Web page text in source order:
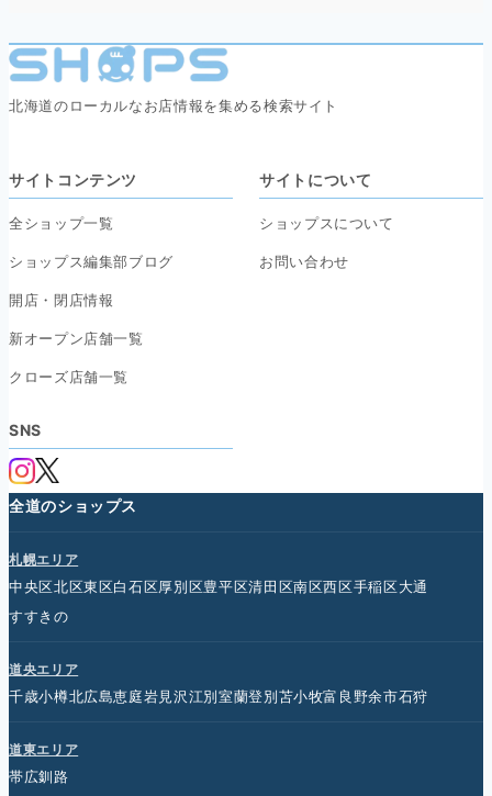
北海道のローカルなお店情報を集める検索サイト
サイトコンテンツ
全ショップ一覧
ショップス編集部ブログ
開店・閉店情報
新オープン店舗一覧
クローズ店舗一覧
サイトについて
ショップスについて
お問い合わせ
SNS
全道のショップス
札幌エリア
中央区北区東区白石区厚別区豊平区清田区南区西区手稲区大通
すすきの
道央エリア
千歳小樽北広島恵庭岩見沢江別室蘭登別苫小牧富良野余市石狩
道東エリア
帯広釧路